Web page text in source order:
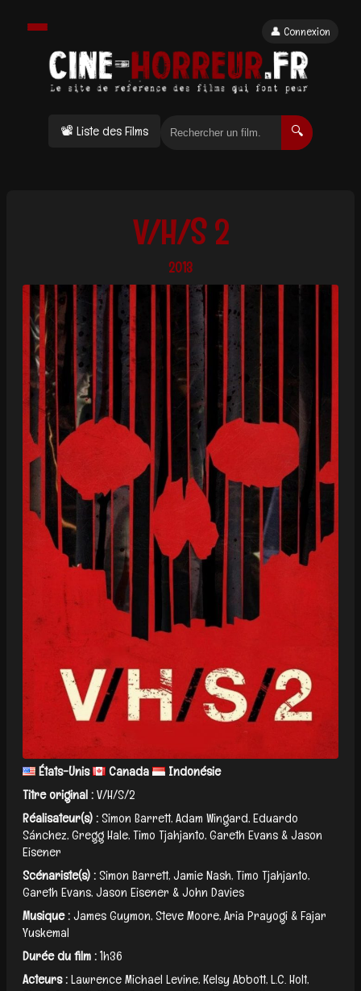
📽 Liste des Films 🔍
👤 Connexion
V/H/S 2
2013
États-Unis Canada
Indonésie
Titre original :V/H/S/2
Réalisateur(s) :Simon Barrett, Adam Wingard, Eduardo
Sánchez, Gregg Hale, Timo Tjahjanto, Gareth Evans & Jason
Eisener
Scénariste(s) :Simon Barrett, Jamie Nash, Timo Tjahjanto,
Gareth Evans, Jason Eisener & John Davies
Musique :James Guymon, Steve Moore, Aria Prayogi & Fajar
Yuskemal
Durée du film :1h36
Acteurs :Lawrence Michael Levine, Kelsy Abbott, L.C. Holt,